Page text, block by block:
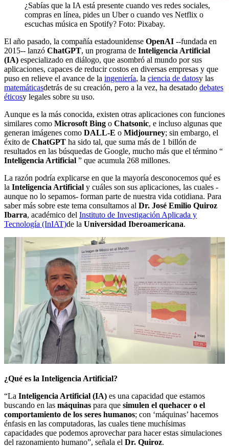
¿Sabías que la IA está presente cuando ves redes sociales,
compras en línea, pides un Uber o cuando ves Netflix o
escuchas música en Spotify? Foto: Pixabay.
El año pasado, la compañía estadounidense OpenAI --fundada en
2015-- lanzó ChatGPT, un programa de Inteligencia Artificial
(IA) especializado en diálogo, que asombró al mundo por sus
aplicaciones, capaces de reducir costos en diversas empresas y que
puso en relieve el avance de la ingeniería, la ciencia de datosy las
matemáticasdetrás de su creación, pero a la vez, ha desatado debates
éticosy legales sobre su uso.
Aunque es la más conocida, existen otras aplicaciones con funciones
similares como Microsoft Bing o Chatsonic, e incluso algunas que
generan imágenes como DALL-E o Midjourney; sin embargo, el
éxito de ChatGPT ha sido tal, que suma más de 1 billón de
resultados en las búsquedas de Google, mucho más que el término “
Inteligencia Artificial ” que acumula 268 millones.
La razón podría explicarse en que la mayoría desconocemos qué es
la Inteligencia Artificial y cuáles son sus aplicaciones, las cuales -
aunque no lo sepamos- forman parte de nuestra vida cotidiana. Para
saber más sobre este tema consultamos al Dr. José Emilio Quiroz
Ibarra, académico del Instituto de Investigación Aplicada y
Tecnología (InIAT)de la Universidad Iberoamericana.
¿Qué es la Inteligencia Artificial?
“La Inteligencia Artificial (IA) es una capacidad que estamos
buscando en las máquinas para que simulen el quehacer o el
comportamiento de los seres humanos; con ‘máquinas’ hacemos
énfasis en las computadoras, las cuales tiene muchísimas
capacidades que podemos aprovechar para hacer estas simulaciones
del razonamiento humano”, señala el Dr. Quiroz.